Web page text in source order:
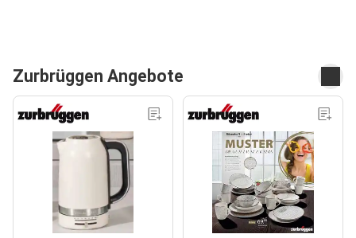
Zurbrüggen Angebote